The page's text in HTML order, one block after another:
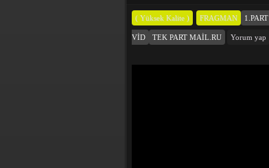
( Yüksek Kalite ) FRAGMAN 1.PART
VID TEK PART MAIL.RU Yorum yap